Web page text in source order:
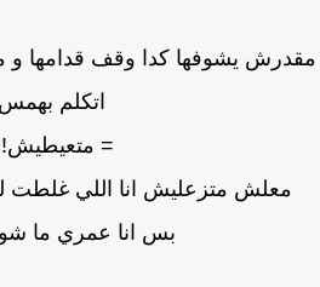
يشوفها كدا وقف قدامها و مسك
اتكلم بهمس
= متعيطيش!!!!
معلش متزعليش انا اللي غلطت
بس انا عمري ما